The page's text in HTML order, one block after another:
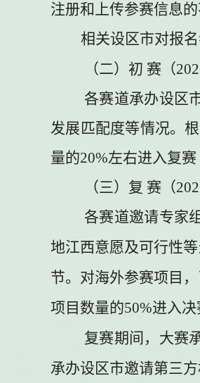
注册和上传参赛信息的
相关设区市对报
（二） 初 赛（
各赛道承办设区
发展匹配度等情况。
量的20%左右进入复赛
（三） 复 赛（
各赛道邀请专家
地江西意愿及可行性
节。 对海外参赛项目
项目数量的50%进入决
复赛期间，大赛
承办设区市邀请第三